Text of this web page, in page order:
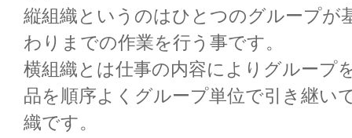
縦組織というのはひとつのグループが
わりまでの作業を行う事です。
横組織とは仕事の内容によりグループ
品を順序よくグループ単位で引き継い
織です。